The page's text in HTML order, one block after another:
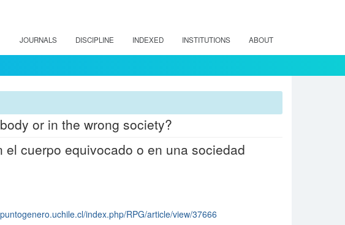
JOURNALS DISCIPLINE INDEXED INSTITUTIONS ABOUT
or in the wrong society?
cuerpo equivocado o en una sociedad
index.php/RPG/article/view/37666